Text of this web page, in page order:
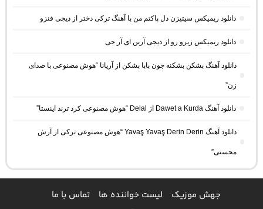
دانلود ریمیکس سیتیزن دل پاکتم من با آهنگ ترکی دختر از دیجی فنزو
دانلود ریمیکس زیرو رو از دیجی آرین ای آر جی
دانلود آهنگ بشکن بشکنه جون بابا بشکن از آریانا “هوش مصنوعی با صدای
زن”
دانلود آهنگ Dawet a Kurda از Delal “هوش مصنوعی کرد ترند اینستا”
دانلود آهنگ Yavaş Yavaş Derin Derin “هوش مصنوعی ترکی از آرش
محسنی”
جهش موزیک لیست خواننده ها
تماس با ما